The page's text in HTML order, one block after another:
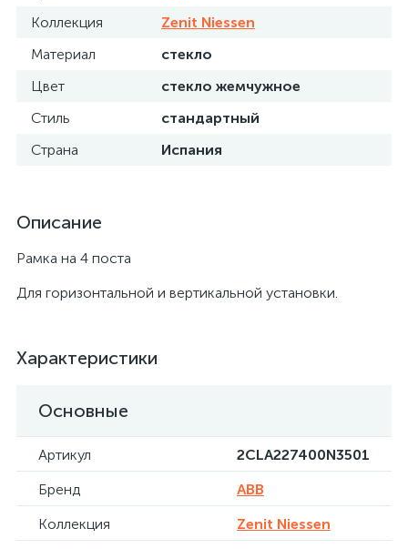
Коллекция
Zenit Niessen
Материал
стекло
Цвет
стекло жемчужное
Стиль
стандартный
Страна
Испания
Описание
Рамка на 4 поста
Для горизонтальной и вертикальной установки.
Характеристики
Основные
Артикул
2CLA227400N3501
Бренд
ABB
Коллекция
Zenit Niessen